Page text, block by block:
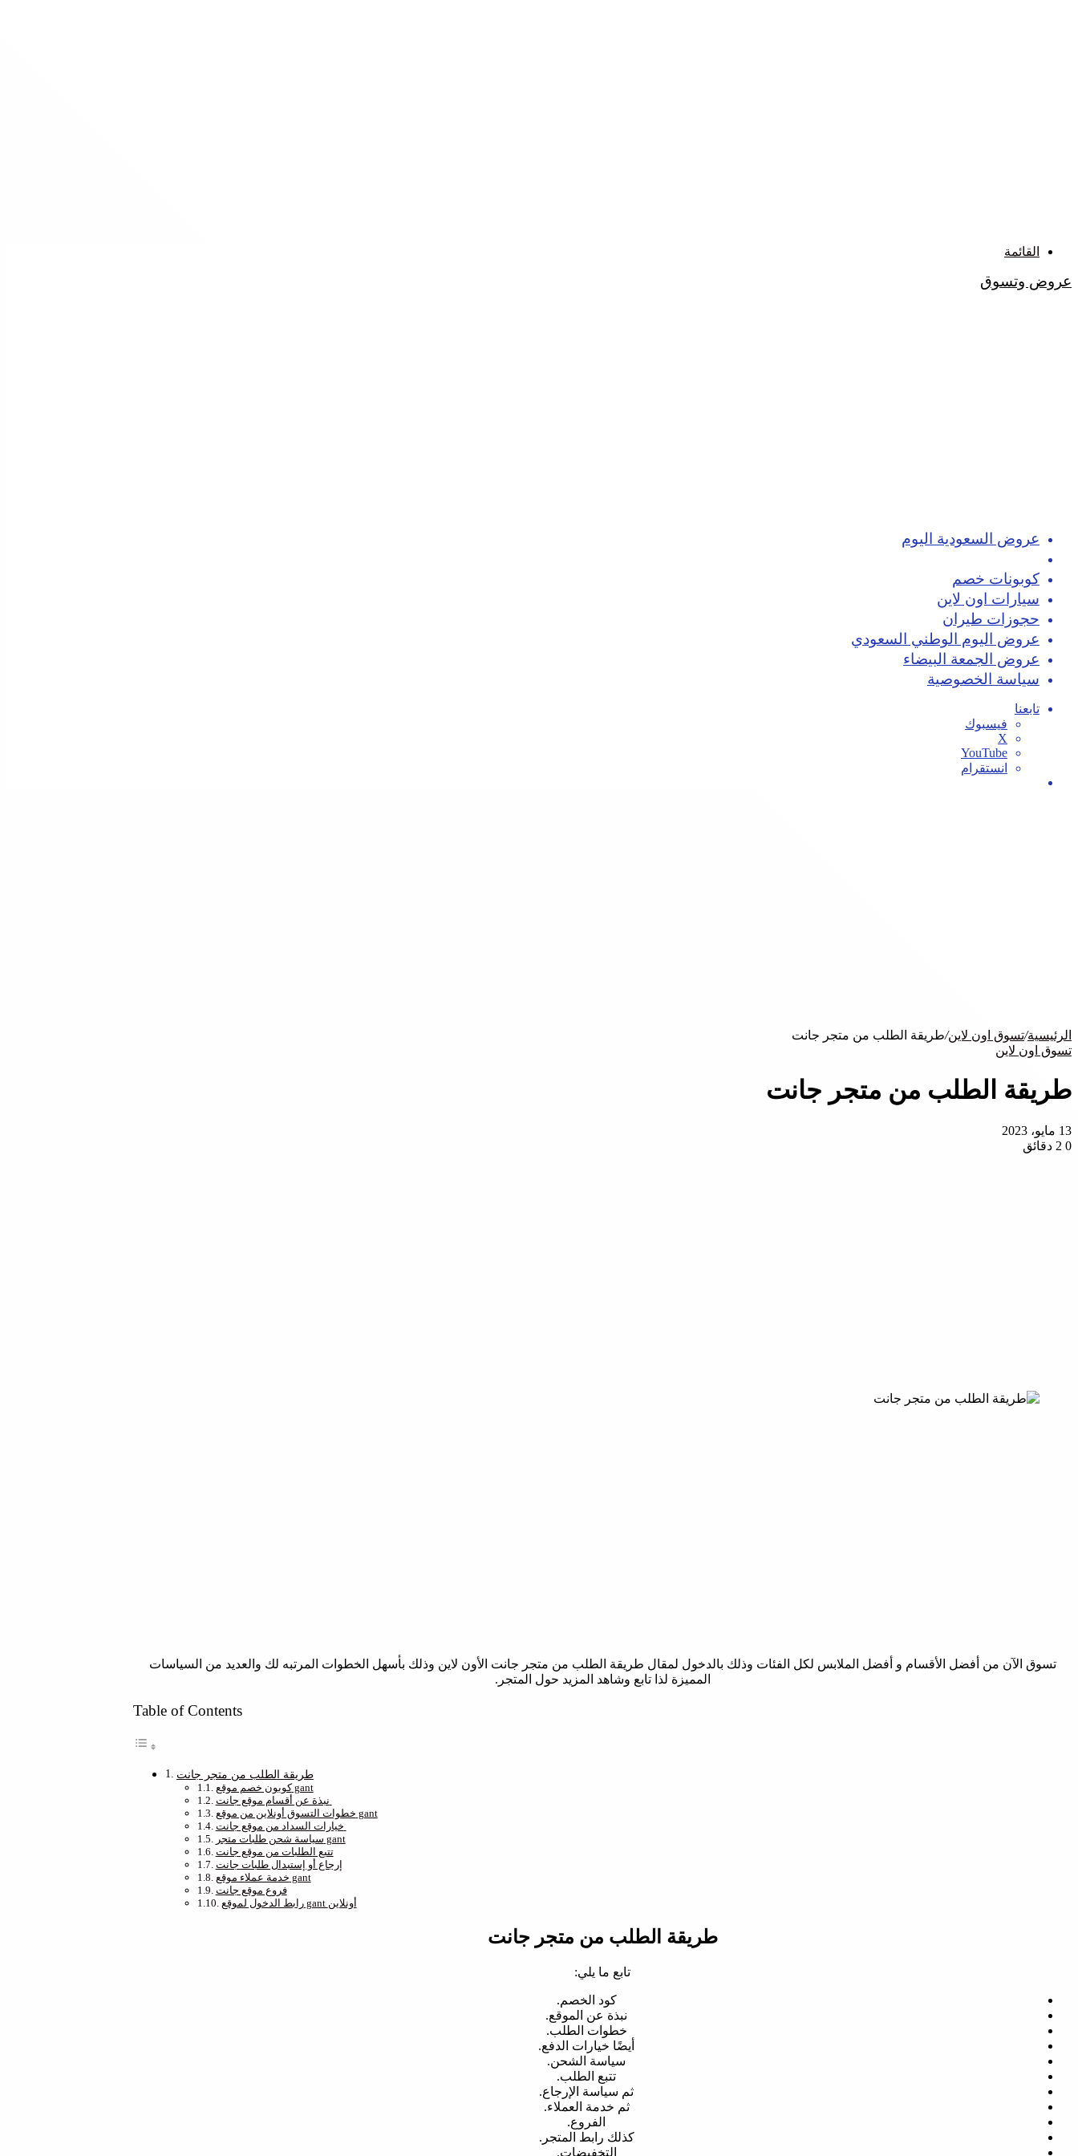
القائمة
عروض وتسوق
عروض السعودية اليوم
كوبونات خصم
سيارات اون لاين
حجوزات طيران
عروض اليوم الوطني السعودي
عروض الجمعة البيضاء
سياسة الخصوصية
تابعنا
فيسبوك
‫X
‫YouTube
انستقرام
الرئيسية/تسوق اون لاين/طريقة الطلب من متجر جانت
تسوق اون لاين
طريقة الطلب من متجر جانت
13 مايو، 2023
0
تسوق الآن من أفضل الأقسام و أفضل الملابس لكل الفئات وذلك بالدخول لمقال طريقة الطلب من متجر جانت الأون لاين وذلك بأسهل الخطوات المرتبه لك والعديد من السياسات
المميزة لذا تابع وشاهد المزيد حول المتجر.
Table of Contents
طريقة الطلب من متجر جانت
كوبون خصم موقع gant
خطوات التسوق أونلاين من موقع gant
سياسة شحن طلبات متجر gant
تتبع الطلبات من موقع جانت
إرجاع أو إستبدال طلبات جانت
خدمة عملاء موقع gant
فروع موقع جانت
رابط الدخول لموقع gant أونلاين
طريقة الطلب من متجر جانت
تابع ما يلي:
كود الخصم.
نبذة عن الموقع.
خطوات الطلب.
أيضًا خيارات الدفع.
سياسة الشحن.
تتبع الطلب.
ثم سياسة الإرجاع.
ثم خدمة العملاء.
الفروع.
كذلك رابط المتجر.
التخفيضات.